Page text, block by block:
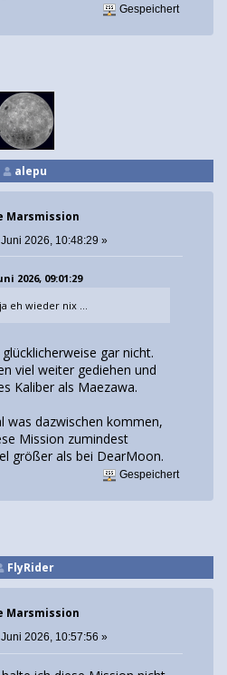
Gespeichert
alepu
Marsmission
2026, 10:48:29 »
2026, 09:01:29
eh wieder nix ...
gar nicht.
viel weiter gediehen und
Kaliber als Maezawa.
was dazwischen kommen,
Mission zumindest
größer als bei DearMoon.
Gespeichert
FlyRider
Marsmission
2026, 10:57:56 »